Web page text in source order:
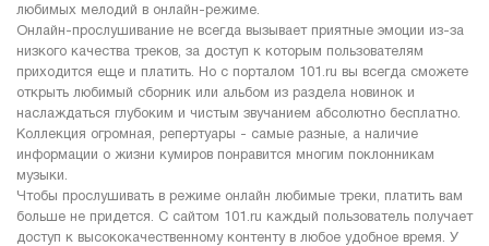
любимых мелодий в онлайн-режиме.
Онлайн-прослушивание не всегда вызывает приятные эмоции из-за
низкого качества треков, за доступ к которым пользователям
приходится еще и платить. Но с порталом 101.ru вы всегда сможете
открыть любимый сборник или альбом из раздела новинок и
наслаждаться глубоким и чистым звучанием абсолютно бесплатно.
Коллекция огромная, репертуары - самые разные, а наличие
информации о жизни кумиров понравится многим поклонникам
музыки.
Чтобы прослушивать в режиме онлайн любимые треки, платить вам
больше не придется. С сайтом 101.ru каждый пользователь получает
доступ к высококачественному контенту в любое удобное время. У